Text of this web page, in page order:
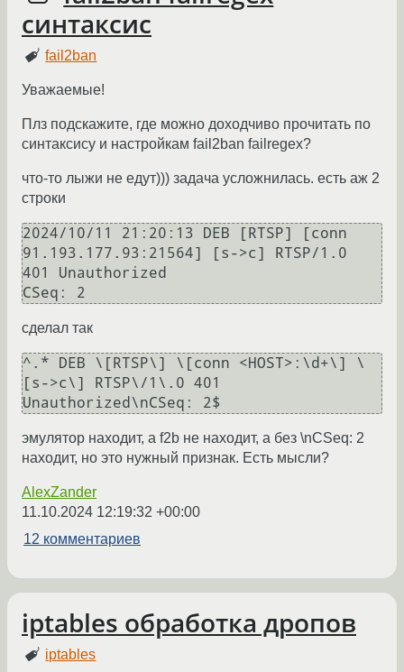
синтаксис
fail2ban
Уважаемые!
Плз подскажите, где можно доходчиво прочитать по
синтаксису и настройкам fail2ban failregex?
что-то лыжи не едут))) задача усложнилась. есть аж 2
строки
2024/10/11 21:20:13 DEB [RTSP] [conn
91.193.177.93:21564] [s->c] RTSP/1.0
401 Unauthorized
сделал так
^.* DEB \[RTSP\] \[conn <HOST>:\d+\] \
[s->c\] RTSP\/1\.0 401
эмулятор находит, а f2b не находит, а без \nCSeq: 2
находит, но это нужный признак. Есть мысли?
AlexZander
11.10.2024 12:19:32 +00:00
12 комментариев
iptables обработка дропов
iptables